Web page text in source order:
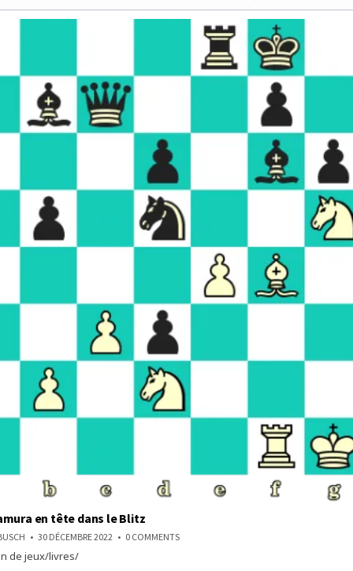
en tête dans le Blitz
30 DÉCEMBRE 2022 0 COMMENTSON
de jeux/livres/